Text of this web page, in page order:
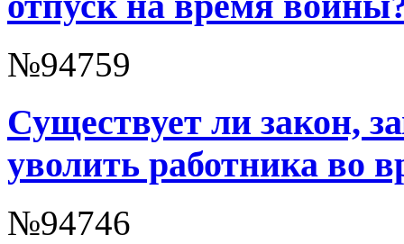
№94759
Существует ли закон,
уволить работника во
№94746